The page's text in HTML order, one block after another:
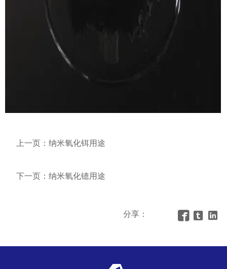
上一页：纳米氧化铒用途
下一页：纳米氧化镱用途
分享：   